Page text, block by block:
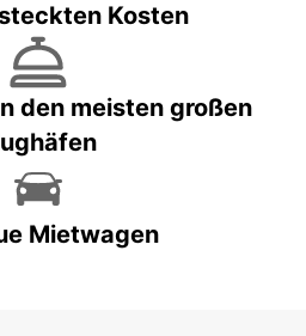
Kosten
den meisten großen
Mietwagen